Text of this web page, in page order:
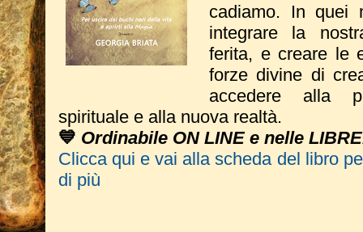
cadiamo. In quei
integrare la
ferita, e creare le
forze divine di
accedere alla
spirituale e alla nuova realtà.
💙 Ordinabile ON LINE e nelle
Clicca qui e vai alla scheda del libro
di più